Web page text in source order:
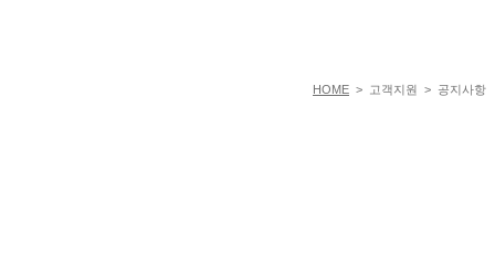
HOME > 고객지원 > 공지사항